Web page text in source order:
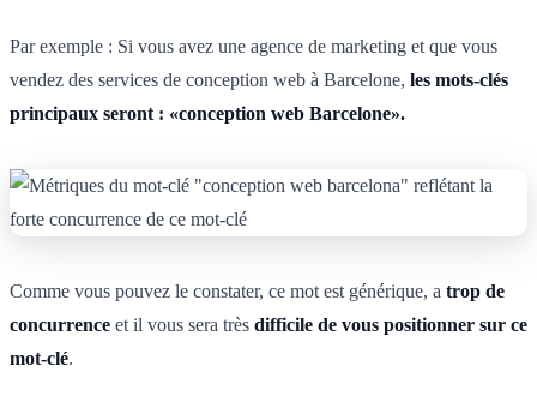
Par exemple : Si vous avez une agence de marketing et que vous
vendez des services de conception web à Barcelone, les mots-clés
principaux seront : «conception web Barcelone».
Comme vous pouvez le constater, ce mot est générique, a trop de
concurrence et il vous sera très difficile de vous positionner sur ce
mot-clé.